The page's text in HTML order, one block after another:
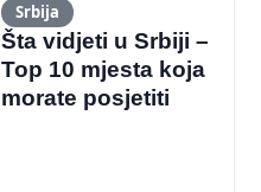
Srbija
Šta vidjeti u Srbiji –
Top 10 mjesta koja
morate posjetiti